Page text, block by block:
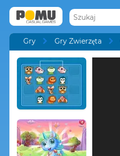
Gry Gry Zwierzęta